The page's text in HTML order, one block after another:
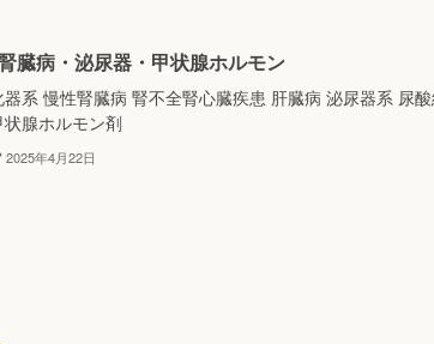
臓病・泌尿器・甲状腺ホルモン
系 慢性腎臓病 腎不全腎心臓疾患 肝臓病 泌尿器系 尿
腺ホルモン剤
2025年4月22日